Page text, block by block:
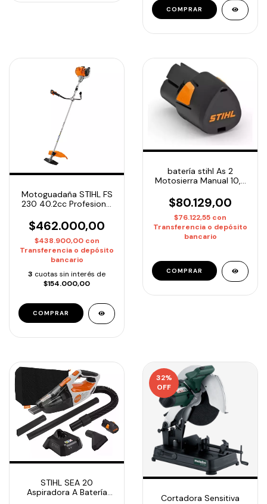
Motoguadaña STIHL FS
230 40.2cc Profesional
Desmalezadora de Alto
Rendimiento
$462.000,00
$438.900,00 con
Transferencia o depósito
bancario
3 cuotas sin interés de
$154.000,00
batería stihl As 2
Motosierra Manual 10,8
$80.129,00
$76.122,55 con
Transferencia o depósito
bancario
STIHL SEA 20
Aspiradora A Batería
32%
OFF
Cortadora Sensitiva